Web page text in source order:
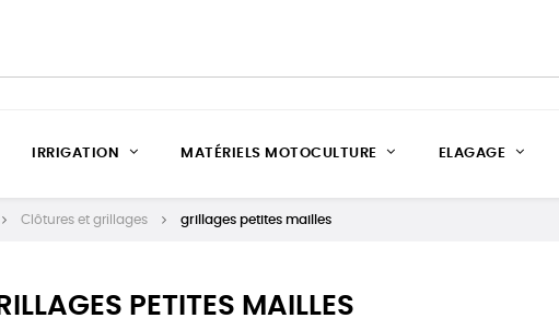
IRRIGATION MATÉRIELS MOTOCULTURE ELAGAGE
Clôtures et grillages grillages petites mailles
PETITES MAILLES